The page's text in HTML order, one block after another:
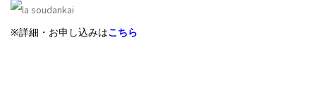
※詳細・お申し込みはこちら